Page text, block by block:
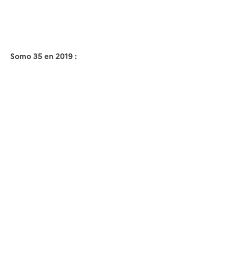
Somo 35 en 2019 :